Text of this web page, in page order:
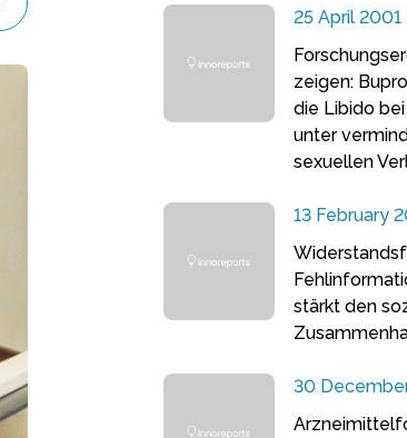
25 April 2001
zeigen:
die Libido bei
unter
sexuellen
13 February
stärkt den
30